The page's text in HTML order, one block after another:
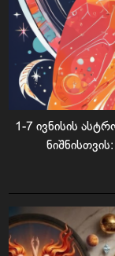
1-7 ივნისის